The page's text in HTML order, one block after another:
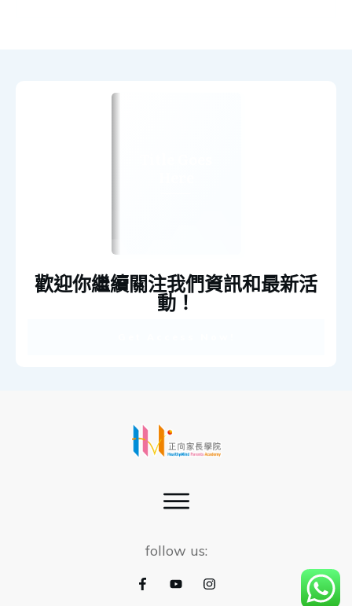
歡迎你繼續關注我們資訊和最新活
動！
follow us: